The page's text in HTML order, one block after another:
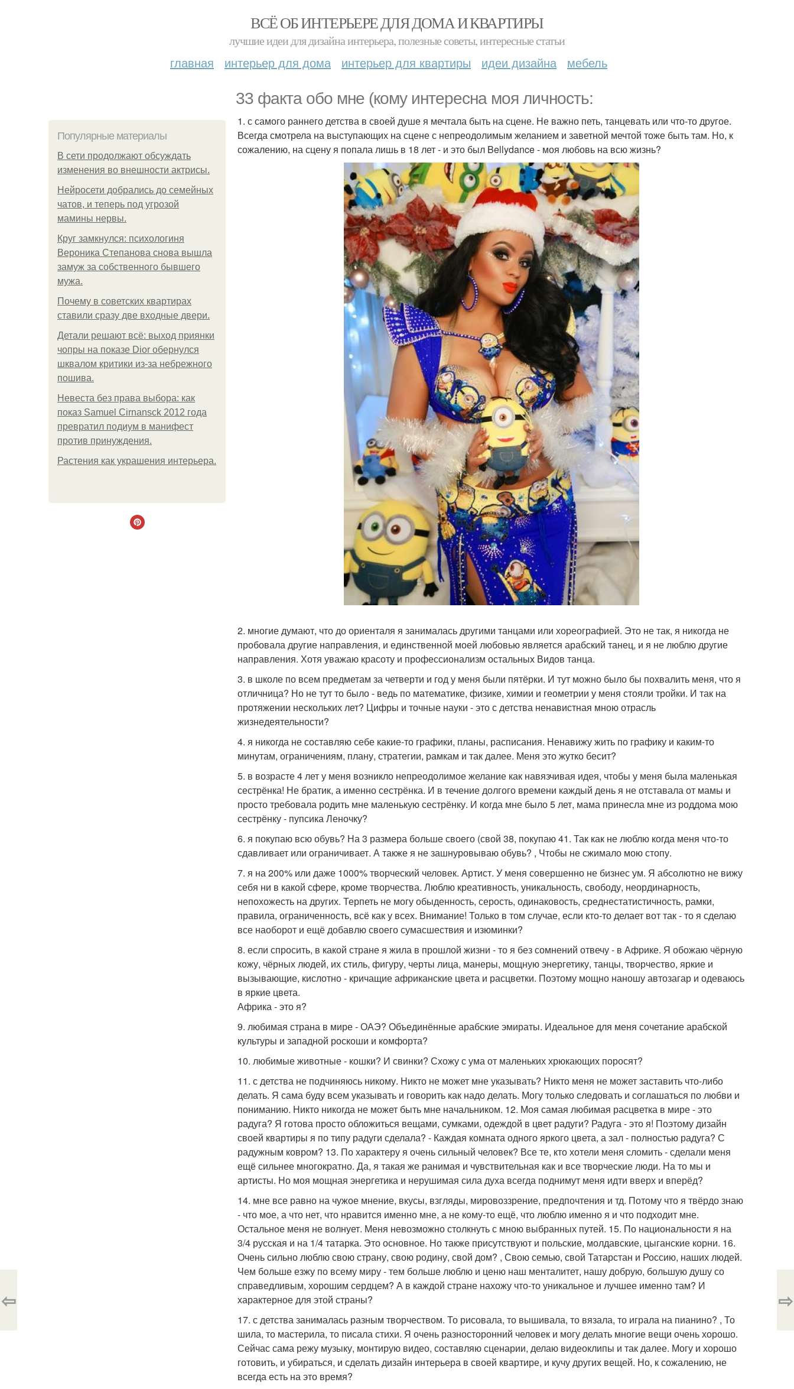
ВСЁ ОБ ИНТЕРЬЕРЕ ДЛЯ ДОМА И КВАРТИРЫ
лучшие идеи для дизайна интерьера, полезные советы, интересные статьи
главная интерьер для дома интерьер для квартиры идеи дизайна мебель
33 факта обо мне (кому интересна моя личность:
Популярные материалы
В сети продолжают обсуждать
изменения во внешности актрисы.
Нейросети добрались до семейных
чатов, и теперь под угрозой
мамины нервы.
Круг замкнулся: психологиня
Вероника Степанова снова вышла
замуж за собственного бывшего
мужа.
Почему в советских квартирах
ставили сразу две входные двери.
Детали решают всё: выход приянки
чопры на показе Dior обернулся
шквалом критики из-за небрежного
пошива.
Невеста без права выбора: как
показ Samuel Cirnansck 2012 года
превратил подиум в манифест
против принуждения.
Растения как украшения интерьера.
1. с самого раннего детства в своей душе я мечтала быть на сцене. Не важно петь, танцевать или что-то другое.
Всегда смотрела на выступающих на сцене с непреодолимым желанием и заветной мечтой тоже быть там. Но, к
сожалению, на сцену я попала лишь в 18 лет - и это был Bellydance - моя любовь на всю жизнь?
2. многие думают, что до ориенталя я занималась другими танцами или хореографией. Это не так, я никогда не
пробовала другие направления, и единственной моей любовью является арабский танец, и я не люблю другие
направления. Хотя уважаю красоту и профессионализм остальных Видов танца.
3. в школе по всем предметам за четверти и год у меня были пятёрки. И тут можно было бы похвалить меня, что я
отличница? Но не тут то было - ведь по математике, физике, химии и геометрии у меня стояли тройки. И так на
протяжении нескольких лет? Цифры и точные науки - это с детства ненавистная мною отрасль
жизнедеятельности?
4. я никогда не составляю себе какие-то графики, планы, расписания. Ненавижу жить по графику и каким-то
минутам, ограничениям, плану, стратегии, рамкам и так далее. Меня это жутко бесит?
5. в возрасте 4 лет у меня возникло непреодолимое желание как навязчивая идея, чтобы у меня была маленькая
сестрёнка! Не братик, а именно сестрёнка. И в течение долгого времени каждый день я не отставала от мамы и
просто требовала родить мне маленькую сестрёнку. И когда мне было 5 лет, мама принесла мне из роддома мою
сестрёнку - пупсика Леночку?
6. я покупаю всю обувь? На 3 размера больше своего (свой 38, покупаю 41. Так как не люблю когда меня что-то
сдавливает или ограничивает. А также я не зашнуровываю обувь? , Чтобы не сжимало мою стопу.
7. я на 200% или даже 1000% творческий человек. Артист. У меня совершенно не бизнес ум. Я абсолютно не вижу
себя ни в какой сфере, кроме творчества. Люблю креативность, уникальность, свободу, неординарность,
непохожесть на других. Терпеть не могу обыденность, серость, одинаковость, среднестатистичность, рамки,
правила, ограниченность, всё как у всех. Внимание! Только в том случае, если кто-то делает вот так - то я сделаю
все наоборот и ещё добавлю своего сумасшествия и изюминки?
8. если спросить, в какой стране я жила в прошлой жизни - то я без сомнений отвечу - в Африке. Я обожаю чёрную
кожу, чёрных людей, их стиль, фигуру, черты лица, манеры, мощную энергетику, танцы, творчество, яркие и
вызывающие, кислотно - кричащие африканские цвета и расцветки. Поэтому мощно наношу автозагар и одеваюсь
в яркие цвета.
Африка - это я?
9. любимая страна в мире - ОАЭ? Объединённые арабские эмираты. Идеальное для меня сочетание арабской
культуры и западной роскоши и комфорта?
10. любимые животные - кошки? И свинки? Схожу с ума от маленьких хрюкающих поросят?
11. с детства не подчиняюсь никому. Никто не может мне указывать? Никто меня не может заставить что-либо
делать. Я сама буду всем указывать и говорить как надо делать. Могу только следовать и соглашаться по любви и
пониманию. Никто никогда не может быть мне начальником. 12. Моя самая любимая расцветка в мире - это
радуга? Я готова просто обложиться вещами, сумками, одеждой в цвет радуги? Радуга - это я! Поэтому дизайн
своей квартиры я по типу радуги сделала? - Каждая комната одного яркого цвета, а зал - полностью радуга? С
радужным ковром? 13. По характеру я очень сильный человек? Все те, кто хотели меня сломить - сделали меня
ещё сильнее многократно. Да, я такая же ранимая и чувствительная как и все творческие люди. На то мы и
артисты. Но моя мощная энергетика и нерушимая сила духа всегда поднимут меня идти вверх и вперёд?
14. мне все равно на чужое мнение, вкусы, взгляды, мировоззрение, предпочтения и тд. Потому что я твёрдо знаю
- что мое, а что нет, что нравится именно мне, а не кому-то ещё, что люблю именно я и что подходит мне.
Остальное меня не волнует. Меня невозможно столкнуть с мною выбранных путей. 15. По национальности я на
3/4 русская и на 1/4 татарка. Это основное. Но также присутствуют и польские, молдавские, цыганские корни. 16.
Очень сильно люблю свою страну, свою родину, свой дом? , Свою семью, свой Татарстан и Россию, наших людей.
Чем больше езжу по всему миру - тем больше люблю и ценю наш менталитет, нашу добрую, большую душу со
справедливым, хорошим сердцем? А в каждой стране нахожу что-то уникальное и лучшее именно там? И
характерное для этой страны?
17. с детства занималась разным творчеством. То рисовала, то вышивала, то вязала, то играла на пианино? , То
шила, то мастерила, то писала стихи. Я очень разносторонний человек и могу делать многие вещи очень хорошо.
Сейчас сама режу музыку, монтирую видео, составляю сценарии, делаю видеоклипы и так далее. Могу и хорошо
готовить, и убираться, и сделать дизайн интерьера в своей квартире, и кучу других вещей. Но, к сожалению, не
всегда есть на это время?
⇦ ⇨